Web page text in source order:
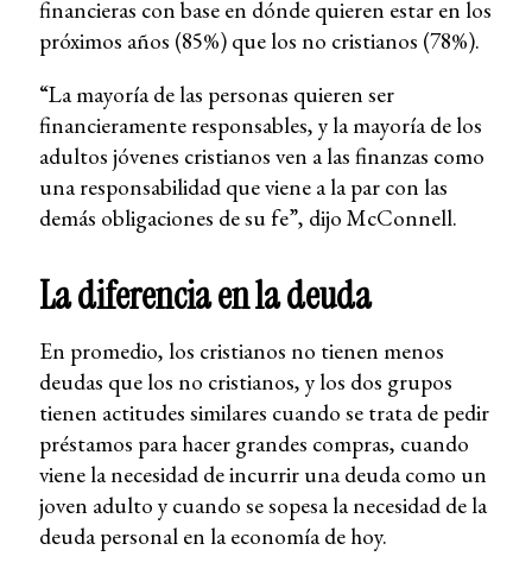
financieras con base en dónde quieren estar en los
próximos años (85%) que los no cristianos (78%).
“La mayoría de las personas quieren ser
financieramente responsables, y la mayoría de los
adultos jóvenes cristianos ven a las finanzas como
una responsabilidad que viene a la par con las
demás obligaciones de su fe”, dijo McConnell.
La diferencia en la deuda
En promedio, los cristianos no tienen menos
deudas que los no cristianos, y los dos grupos
tienen actitudes similares cuando se trata de pedir
préstamos para hacer grandes compras, cuando
viene la necesidad de incurrir una deuda como un
joven adulto y cuando se sopesa la necesidad de la
deuda personal en la economía de hoy.